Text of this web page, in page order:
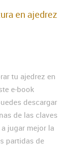
en ajedrez
tu ajedrez en
e-book
descargar
de las claves
jugar mejor la
partidas de